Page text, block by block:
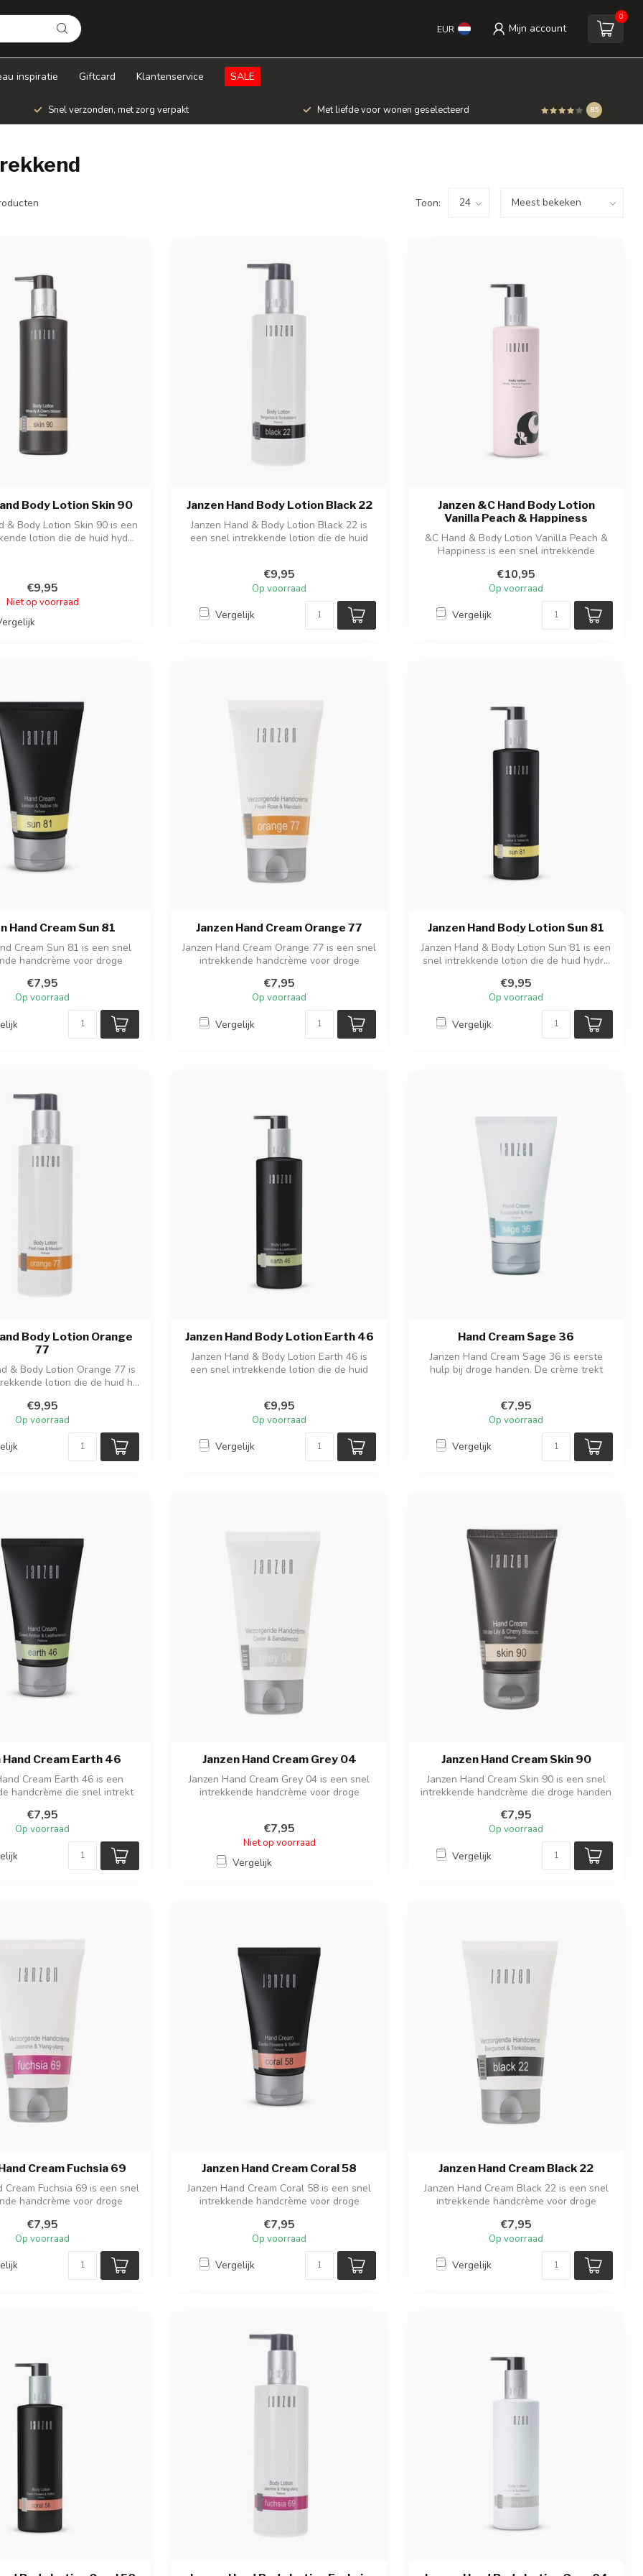
EUR Mijn account
0
inspiratie Giftcard Klantenservice SALE
Snel verzonden, met zorg verpakt Met liefde voor wonen geselecteerd 8.5
Toon:
Body Lotion Skin 90
& Body Lotion Skin 90 is een
lotion die de huid hyd...
€9,95
Niet op voorraad
Janzen Hand Body Lotion Black 22
Janzen Hand & Body Lotion Black 22 is
een snel intrekkende lotion die de huid
€9,95
Op voorraad
Vergelijk
Janzen &C Hand Body Lotion
Vanilla Peach & Happiness
&C Hand & Body Lotion Vanilla Peach &
Happiness is een snel intrekkende
€10,95
Op voorraad
Vergelijk
Hand Cream Sun 81
Cream Sun 81 is een snel
handcrème voor droge
€7,95
Op voorraad
Janzen Hand Cream Orange 77
Janzen Hand Cream Orange 77 is een snel
intrekkende handcrème voor droge
€7,95
Op voorraad
Vergelijk
Janzen Hand Body Lotion Sun 81
Janzen Hand & Body Lotion Sun 81 is een
snel intrekkende lotion die de huid hydr...
€9,95
Op voorraad
Vergelijk
Body Lotion Orange
77
& Body Lotion Orange 77 is
lotion die de huid h...
€9,95
Op voorraad
Janzen Hand Body Lotion Earth 46
Janzen Hand & Body Lotion Earth 46 is
een snel intrekkende lotion die de huid
€9,95
Op voorraad
Vergelijk
Hand Cream Sage 36
Janzen Hand Cream Sage 36 is eerste
hulp bij droge handen. De crème trekt
€7,95
Op voorraad
Vergelijk
Hand Cream Earth 46
Cream Earth 46 is een
handcrème die snel intrekt
€7,95
Op voorraad
Janzen Hand Cream Grey 04
Janzen Hand Cream Grey 04 is een snel
intrekkende handcrème voor droge
€7,95
Niet op voorraad
Vergelijk
Janzen Hand Cream Skin 90
Janzen Hand Cream Skin 90 is een snel
intrekkende handcrème die droge handen
€7,95
Op voorraad
Vergelijk
Cream Fuchsia 69
Cream Fuchsia 69 is een snel
handcrème voor droge
€7,95
Op voorraad
Janzen Hand Cream Coral 58
Janzen Hand Cream Coral 58 is een snel
intrekkende handcrème voor droge
€7,95
Op voorraad
Vergelijk
Janzen Hand Cream Black 22
Janzen Hand Cream Black 22 is een snel
intrekkende handcrème voor droge
€7,95
Op voorraad
Vergelijk